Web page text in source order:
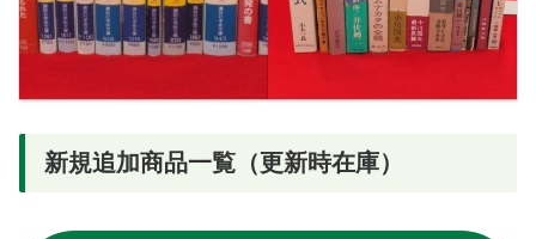
新規追加商品一覧（更新時在庫）